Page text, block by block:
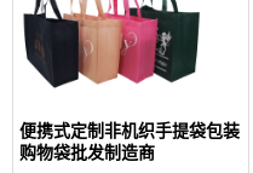
便携式定制非机织手提袋包装
购物袋批发制造商